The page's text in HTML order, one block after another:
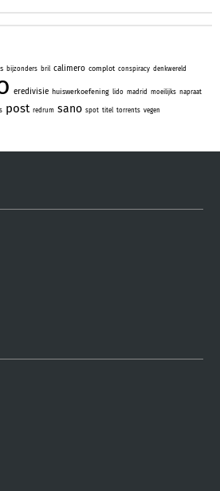
bijzonders bril calimero complot conspiracy denkwereld
eredivisie huiswerkoefening lido madrid moeilijks napraat
post redrum sano spot titel torrents vegen